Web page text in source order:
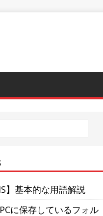
】基本的な用語解説
に保存しているフォル